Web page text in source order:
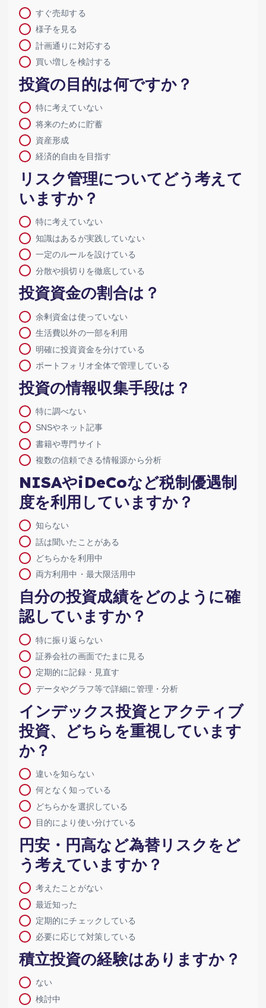
すぐ売却する
様子を見る
計画通りに対応する
買い増しを検討する
投資の目的は何ですか？
特に考えていない
将来のために貯蓄
資産形成
経済的自由を目指す
リスク管理についてどう考えて
いますか？
特に考えていない
知識はあるが実践していない
一定のルールを設けている
分散や損切りを徹底している
投資資金の割合は？
余剰資金は使っていない
生活費以外の一部を利用
明確に投資資金を分けている
ポートフォリオ全体で管理している
投資の情報収集手段は？
特に調べない
SNSやネット記事
書籍や専門サイト
複数の信頼できる情報源から分析
NISAやiDeCoなど税制優遇制
度を利用していますか？
知らない
話は聞いたことがある
どちらかを利用中
両方利用中・最大限活用中
自分の投資成績をどのように確
認していますか？
特に振り返らない
証券会社の画面でたまに見る
定期的に記録・見直す
データやグラフ等で詳細に管理・分析
インデックス投資とアクティブ
投資、どちらを重視しています
か？
違いを知らない
何となく知っている
どちらかを選択している
目的により使い分けている
円安・円高など為替リスクをど
う考えていますか？
考えたことがない
最近知った
定期的にチェックしている
必要に応じて対策している
積立投資の経験はありますか？
ない
検討中